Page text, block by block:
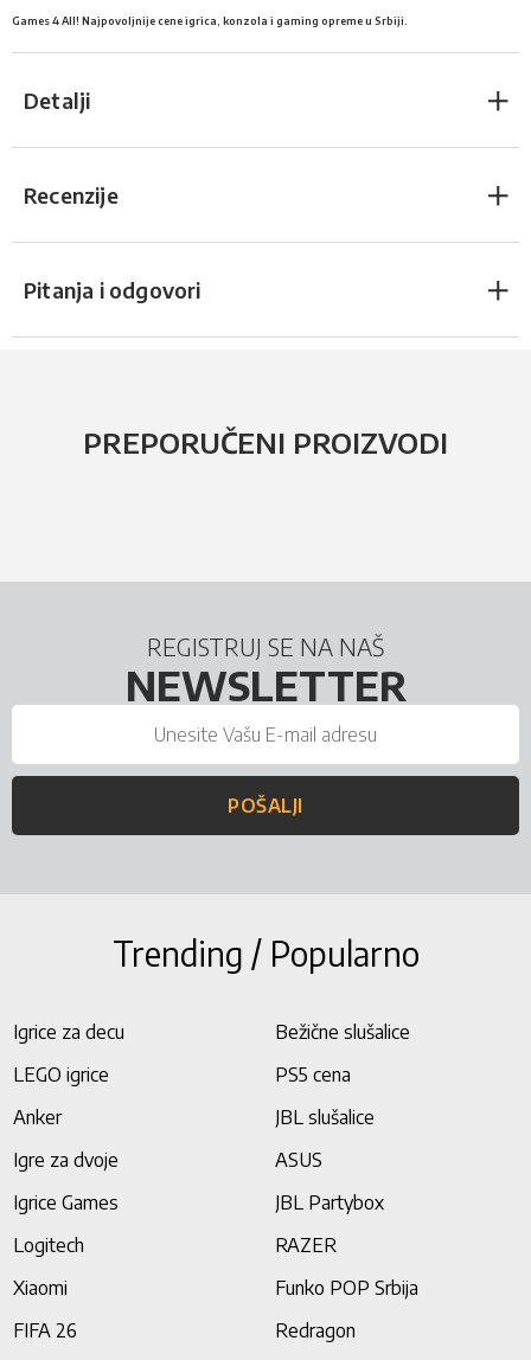
Games 4 All! Najpovoljnije cene igrica, konzola i gaming opreme u Srbiji.
Detalji
Recenzije
Pitanja i odgovori
PREPORUČENI PROIZVODI
REGISTRUJ SE NA NAŠ
NEWSLETTER
POŠALJI
Trending / Popularno
Igrice za decu
Bežične slušalice
LEGO igrice
PS5 cena
Anker
JBL slušalice
Igre za dvoje
ASUS
Igrice Games
JBL Partybox
Logitech
RAZER
Xiaomi
Funko POP Srbija
FIFA 26
Redragon